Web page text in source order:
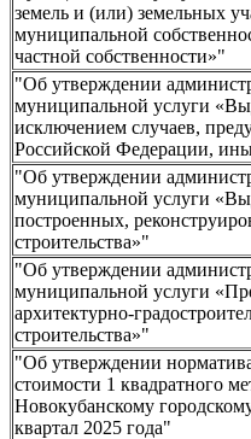
земель и (или) земельных
муниципальной
частной собственности»"
"Об утверждении
муниципальной услуги
исключением случаев,
Российской Федерации,
"Об утверждении
муниципальной услуги
построенных,
строительства»"
"Об утверждении
муниципальной услуги
архитектурно-
строительства»"
"Об утверждении
стоимости 1 квадратного
Новокубанскому
квартал 2025 года"